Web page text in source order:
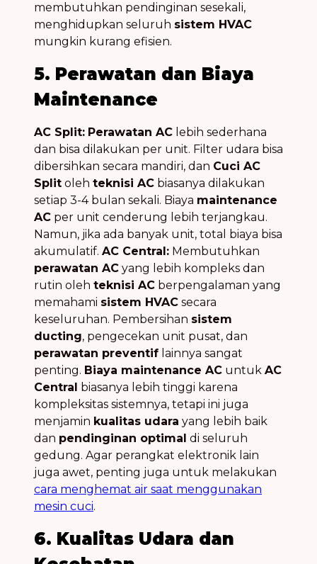
membutuhkan pendinginan sesekali,
menghidupkan seluruh sistem HVAC
mungkin kurang efisien.
5. Perawatan dan Biaya
Maintenance
AC Split: Perawatan AC lebih sederhana
dan bisa dilakukan per unit. Filter udara bisa
dibersihkan secara mandiri, dan Cuci AC
Split oleh teknisi AC biasanya dilakukan
setiap 3-4 bulan sekali. Biaya maintenance
AC per unit cenderung lebih terjangkau.
Namun, jika ada banyak unit, total biaya bisa
akumulatif. AC Central: Membutuhkan
perawatan AC yang lebih kompleks dan
rutin oleh teknisi AC berpengalaman yang
memahami sistem HVAC secara
keseluruhan. Pembersihan sistem
ducting, pengecekan unit pusat, dan
perawatan preventif lainnya sangat
penting. Biaya maintenance AC untuk AC
Central biasanya lebih tinggi karena
kompleksitas sistemnya, tetapi ini juga
menjamin kualitas udara yang lebih baik
dan pendinginan optimal di seluruh
gedung. Agar perangkat elektronik lain
juga awet, penting juga untuk melakukan
cara menghemat air saat menggunakan
mesin cuci.
6. Kualitas Udara dan